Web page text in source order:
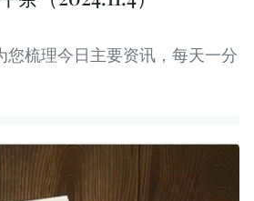
您梳理今日主要资讯，每天一分